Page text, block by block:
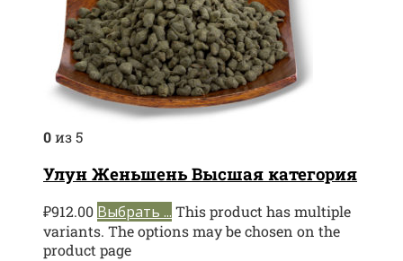
0из 5
Улун Женьшень Высшая категория
₽912.00 Выбрать ... This product has multiple
variants. The options may be chosen on the
product page